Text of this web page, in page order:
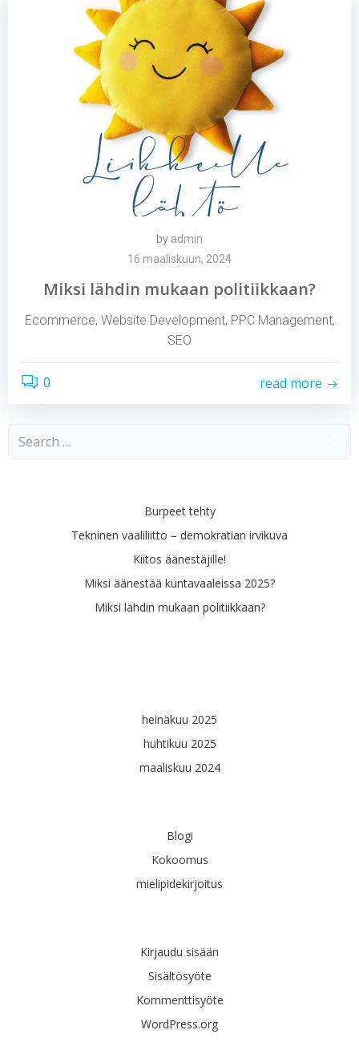
by admin
16 maaliskuun, 2024
Miksi lähdin mukaan politiikkaan?
Ecommerce, Website Development, PPC Management,
SEO
0 read more
Search
Burpeet tehty
Tekninen vaaliliitto – demokratian irvikuva
Kiitos äänestäjille!
Miksi äänestää kuntavaaleissa 2025?
Miksi lähdin mukaan politiikkaan?
heinäkuu 2025
huhtikuu 2025
maaliskuu 2024
Blogi
Kokoomus
mielipidekirjoitus
Kirjaudu sisään
Sisältösyöte
Kommenttisyöte
WordPress.org